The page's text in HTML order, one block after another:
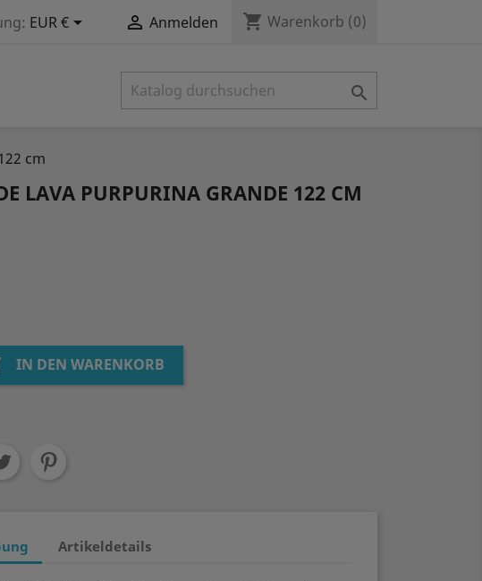
EUR €  Anmelden shopping_cart Warenkorb (0)

cm
LAVA PURPURINA GRANDE 122 CM
IN DEN WARENKORB
Artikeldetails